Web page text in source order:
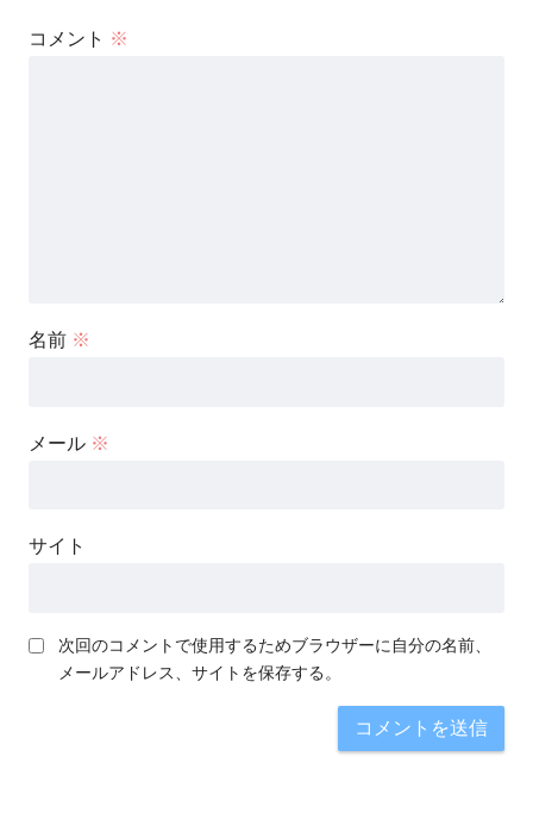
コメント ※
名前 ※
メール ※
サイト
次回のコメントで使用するためブラウザーに自分の名前、
メールアドレス、サイトを保存する。